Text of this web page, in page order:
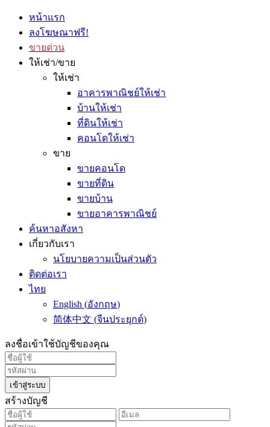
หน้าแรก
ลงโฆษณาฟรี!
ขายด่วน
ให้เช่า/ขาย
ให้เช่า
อาคารพาณิชย์ให้เช่า
บ้านให้เช่า
ที่ดินให้เช่า
คอนโดให้เช่า
ขาย
ขายคอนโด
ขายที่ดิน
ขายบ้าน
ขายอาคารพาณิชย์
ค้นหาอสังหา
เกี่ยวกับเรา
นโยบายความเป็นส่วนตัว
ติดต่อเรา
ไทย
English (อังกฤษ)
简体中文 (จีนประยุกต์)
ลงชื่อเข้าใช้บัญชีของคุณ
เข้าสู่ระบบ
สร้างบัญชี